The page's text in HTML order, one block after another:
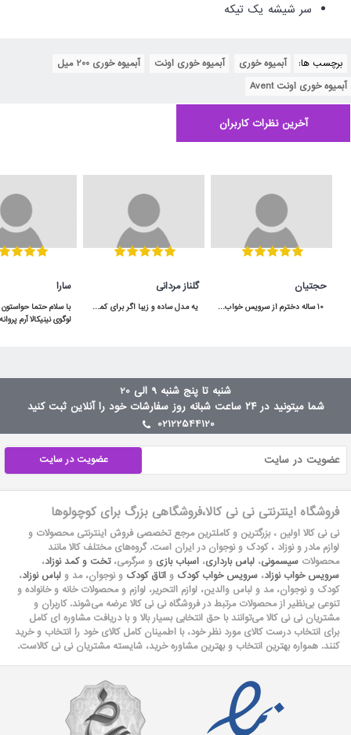
سر شیشه یک تیکه
برچسب ها: آبمیوه خوری آبمیوه خوری اونت آبمیوه خوری 200 میل
آبمیوه خوری اونت Avent
آخرین نظرات کاربران
حجتیان
10 ساله دخترم از سرویس خواب آپادانا استفاده میکنه هنوووووز مثل روز اولشه محکم و عااالی
گلناز مردانی
یه مدل ساده و زیبا اگر برای کمد سه دربش جا داشته باشید خیلی هم کاربردی میشه
سارا
شنبه تا پنج شنبه 9 الی 20
شما میتونید در ۲۴ ساعت شبانه روز سفارشات خود را آنلاین ثبت کنید
02122544120
عضویت در سایت
فروشگاه اینترنتی نی نی کالا،فروشگاهی بزرگ برای کوچولوها
نی نی کالا اولین ، بزرگترین و کاملترین مرجع تخصصی فروش اینترنتی محصولات و
لوازم مادر و نوزاد ، کودک و نوجوان در ایران است. گروه‏‏‌های مختلف کالا مانند
محصولات سیسمونی، لباس بارداری، اسباب بازی و سرگرمی،تخت و کمد نوزاد،
سرویس خواب نوزاد، سرویس خواب کودک و اتاق کودک و نوجوان، مد و لباس نوزاد،
کودک و نوجوان، مد و لباس والدین، لوازم التحریر، لوازم و محصولات خانه و خانواده و
تنوعی بی‌نظیر از محصولات مرتبط در فروشگاه نی نی کالا عرضه می‏‏‏‌شوند. کاربران و
مشتریان نی نی‌ کالا می‏‏‌توانند با حق انتخابی بسیار بالا و با دریافت مشاوره ای کامل
برای انتخاب درست کالای مورد نظر خود، با اطمینان کامل کالای خود را انتخاب و خرید
کنند. همواره بهترین انتخاب و بهترین مشاوره خرید، شایسته مشتریان نی نی کالاست.